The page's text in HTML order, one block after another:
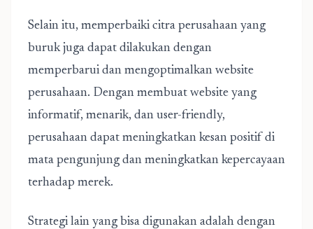
Selain itu, memperbaiki citra perusahaan yang
buruk juga dapat dilakukan dengan
memperbarui dan mengoptimalkan website
perusahaan. Dengan membuat website yang
informatif, menarik, dan user-friendly,
perusahaan dapat meningkatkan kesan positif di
mata pengunjung dan meningkatkan kepercayaan
terhadap merek.
Strategi lain yang bisa digunakan adalah dengan